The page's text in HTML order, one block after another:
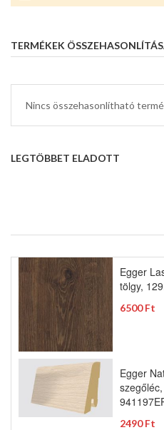
TERMÉKEK
Nincs összehasonlítható
LEGTÖBBET ELADOTT
Egger
tölgy,
6500 Ft
Egger
2490 Ft